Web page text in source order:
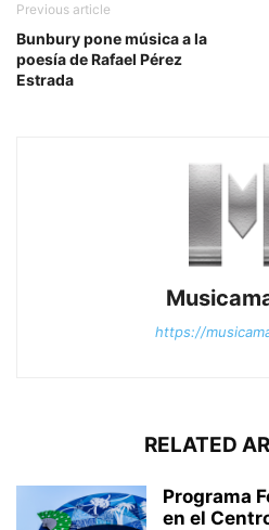
Previous article
Bunbury pone música a la
poesía de Rafael Pérez
Estrada
https://
RELATED
Programa
en el